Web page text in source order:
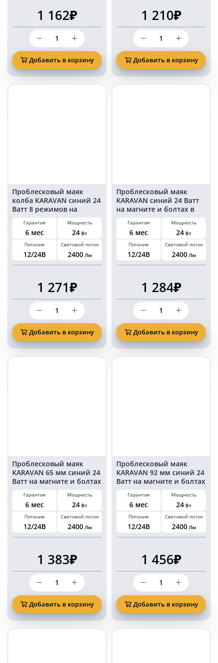
1 162₽
Количество
товара
Маяк
проблесковый
светодиодный
KARAVAN
синий
Добавить в корзину
1 210₽
Количество
товара
Маяк
проблесковый
светодиодный
KARAVAN
синий
Добавить в корзину
Проблесковый маяк
колба KARAVAN синий 24
Ватт 8 режимов на
магните в
прикуриватель
Гарантия
6 мес
Мощность
24 Вт
Питание
12/24В
Световой поток
2400 Лм
1 271₽
Количество
товара
Проблесковый
маяк
колба
KARAVAN
синий
Добавить в корзину
Проблесковый маяк
KARAVAN синий 24 Ватт
на магните и болтах в
прикуриватель
Гарантия
6 мес
Мощность
24 Вт
Питание
12/24В
Световой поток
2400 Лм
1 284₽
Количество
товара
Проблесковый
маяк
KARAVAN
синий
24
Добавить в корзину
Проблесковый маяк
KARAVAN 65 мм синий 24
Ватт на магните и болтах
в прикуриватель
Гарантия
6 мес
Мощность
24 Вт
Питание
12/24В
Световой поток
2400 Лм
1 383₽
Количество
товара
Проблесковый
маяк
KARAVAN
65
мм
Добавить в корзину
Проблесковый маяк
KARAVAN 92 мм синий 24
Ватт на магните и болтах
в прикуриватель
Гарантия
6 мес
Мощность
24 Вт
Питание
12/24В
Световой поток
2400 Лм
1 456₽
Количество
товара
Проблесковый
маяк
KARAVAN
92
мм
Добавить в корзину